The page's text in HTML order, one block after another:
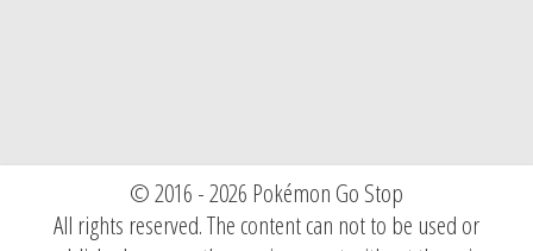
© 2016 - 2026 Pokémon Go Stop
All rights reserved. The content can not to be used or